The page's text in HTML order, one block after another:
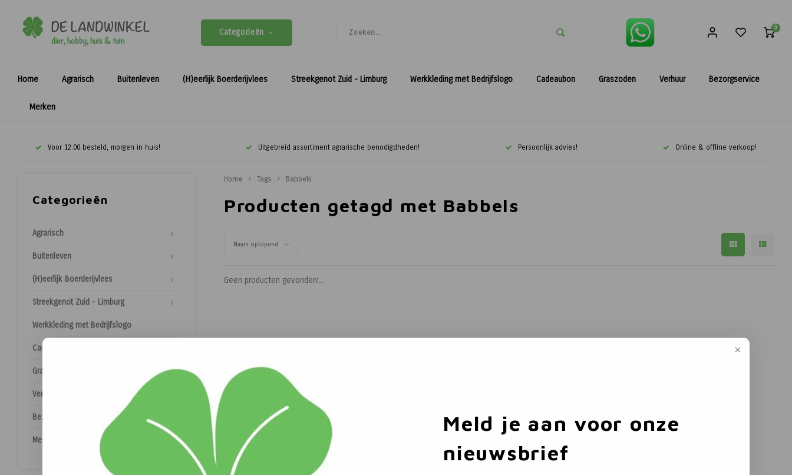
Meld je aan voor onze
nieuwsbrief
Categorieën 0
Home Agrarisch Buitenleven (H)eerlijk Boerderijvlees Streekgenot Zuid - Limburg Werkkleding met Bedrijfslogo Cadeaubon Graszoden Verhuur Bezorgservice
Merken
Voor 12.00 besteld, morgen in huis! Uitgebreid assortiment agrarische benodigdheden! Persoonlijk advies! Online & offline verkoop!
Categorieën
Agrarisch
Buitenleven
(H)eerlijk Boerderijvlees
Streekgenot Zuid - Limburg
Werkkleding met Bedrijfslogo
Cadeaubon
Graszoden
Verhuur
Bezorgservice
Merken
Home Tags Babbels
Producten getagd met Babbels
Naam oplopend
Geen producten gevonden!...